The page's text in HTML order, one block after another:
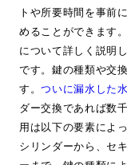
トや所要時間を事前
めることができます
について詳しく説明
です。鍵の種類や交
す。ついに漏水した
ダー交換であれば数
用は以下の要素によ
シリンダーから、セ